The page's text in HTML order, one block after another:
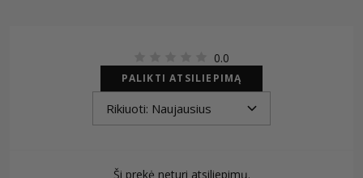
0.0
PALIKTI ATSILIEPIMĄ
Ši prekė neturi atsiliepimų.